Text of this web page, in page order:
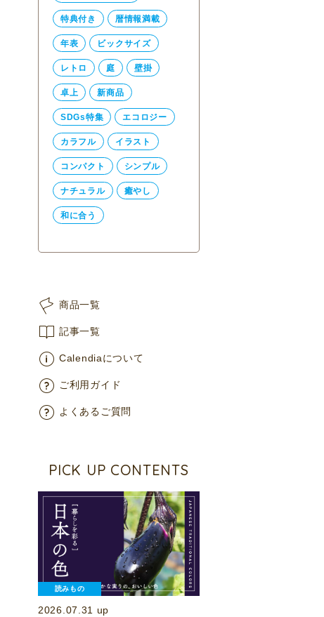
特典付き 暦情報満載
年表 ビックサイズ
レトロ 庭 壁掛
卓上 新商品
SDGs特集 エコロジー
カラフル イラスト
コンパクト シンプル
ナチュラル 癒やし
和に合う
商品一覧
記事一覧
Calendiaについて
ご利用ガイド
よくあるご質問
PICK UP CONTENTS
読みもの
2026.07.31 up